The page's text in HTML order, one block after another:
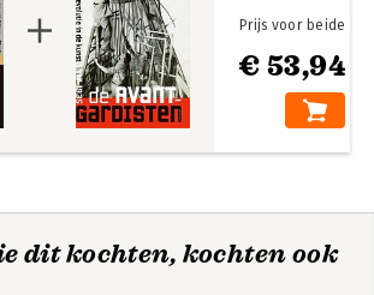
€ 53,94
Prijs voor beide
dit kochten, kochten ook